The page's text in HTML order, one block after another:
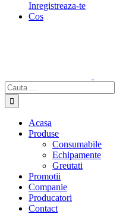
Inregistreaza-te
Cos
Cautare...
Acasa
Produse
Consumabile
Echipamente
Greutati
Promotii
Companie
Producatori
Contact